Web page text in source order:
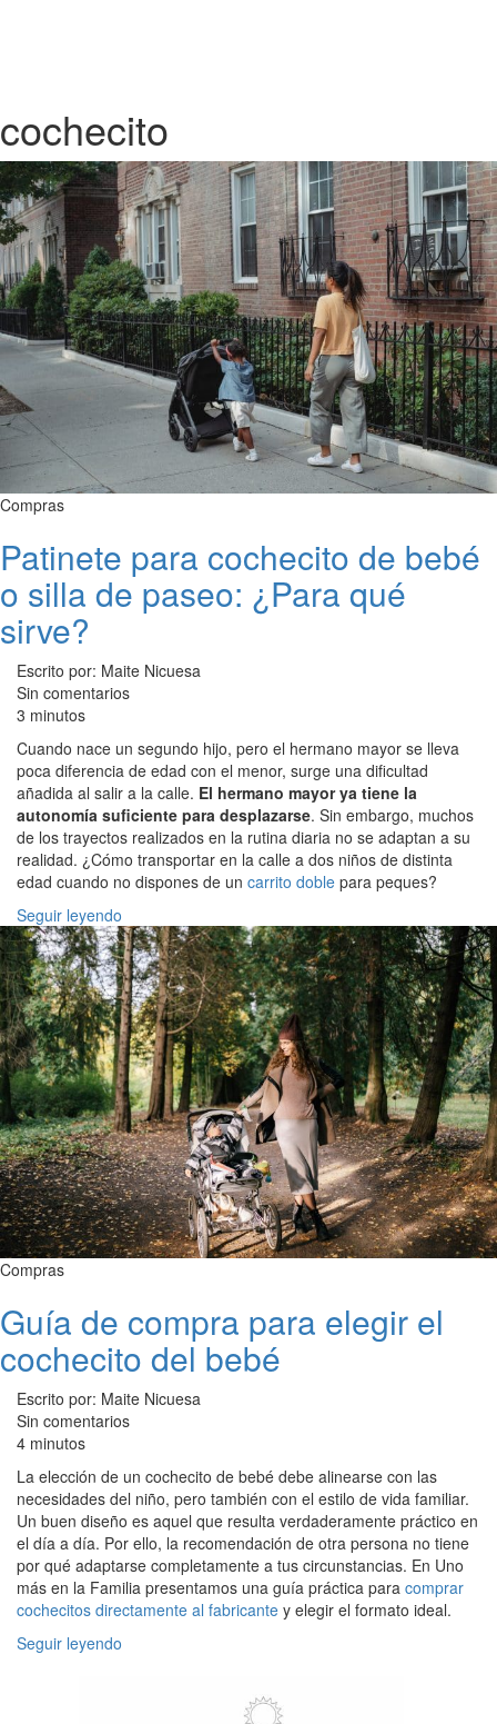
cochecito
Compras
Patinete para cochecito de bebé
o silla de paseo: ¿Para qué
sirve?
Escrito por: Maite Nicuesa
Sin comentarios
3 minutos
Cuando nace un segundo hijo, pero el hermano mayor se lleva
poca diferencia de edad con el menor, surge una dificultad
añadida al salir a la calle. El hermano mayor ya tiene la
autonomía suficiente para desplazarse. Sin embargo, muchos
de los trayectos realizados en la rutina diaria no se adaptan a su
realidad. ¿Cómo transportar en la calle a dos niños de distinta
edad cuando no dispones de un carrito doble para peques?
Seguir leyendo
Compras
Guía de compra para elegir el
cochecito del bebé
Escrito por: Maite Nicuesa
Sin comentarios
4 minutos
La elección de un cochecito de bebé debe alinearse con las
necesidades del niño, pero también con el estilo de vida familiar.
Un buen diseño es aquel que resulta verdaderamente práctico en
el día a día. Por ello, la recomendación de otra persona no tiene
por qué adaptarse completamente a tus circunstancias. En Uno
más en la Familia presentamos una guía práctica para comprar
cochecitos directamente al fabricante y elegir el formato ideal.
Seguir leyendo